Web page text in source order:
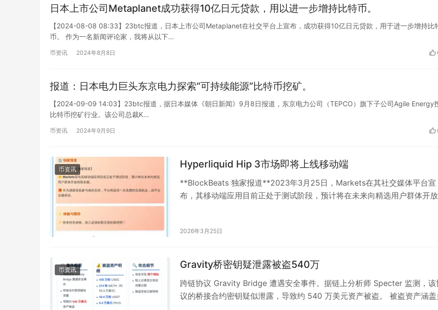
日本上市公司Metaplanet成功获得10亿日元贷款，用以进一步增持比特币。
【2024-08-08 08:33】23btc报道，日本上市公司Metaplanet在社交平台上宣布，成功获得10亿日元贷款，用于进一步增持比
币。 作为一名新闻评论家，我将从以下…
币资讯 2024年8月8日
报道：日本电力巨头东京电力探索“可持续能源”比特币挖矿。
【2024-09-09 14:03】23btc报道，据日本媒体《朝日新闻》9月8日报道，东京电力公司（TEPCO）旗下子公司Agile Energy
比特币挖矿行业。该公司总裁K…
币资讯 2024年9月9日
币资讯 Hyperliquid Hip 3市场即将上线移动端
**BlockBeats 独家报道**2023年3月25日，Markets在其社交媒体平台宣
布，其移动端应用目前正处于测试阶段，预计将在未来向精选用户群体开
2026年3月25日
币资讯 Gravity桥密钥疑泄露被盗540万
跨链协议 Gravity Bridge 遭遇安全事件。据链上分析师 Specter 监测，该
议的桥接合约密钥疑似泄露，导致约 540 万美元资产被盗。 被盗资产涵